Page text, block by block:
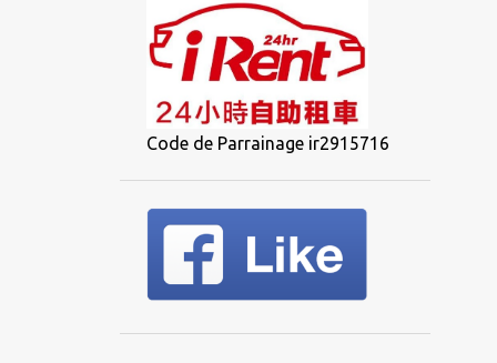
Code de Parrainage ir2915716